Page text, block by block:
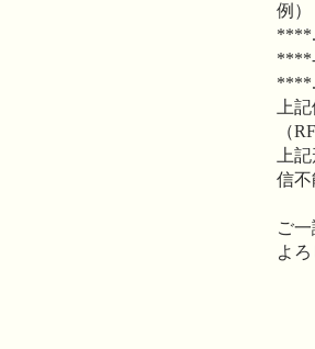
例）
上
（
上
信不
ご
よ